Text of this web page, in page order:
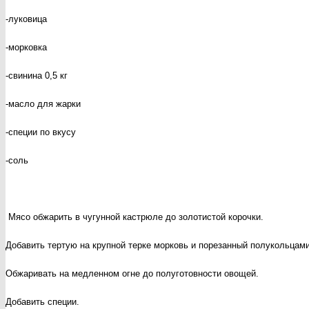
-луковица
-морковка
-свинина 0,5 кг
-масло для жарки
-специи по вкусу
-соль
Мясо обжарить в чугунной кастрюле до золотистой корочки.
Добавить тертую на крупной терке морковь и порезанный
Обжаривать на медленном огне до полуготовности овощей.
Добавить специи.